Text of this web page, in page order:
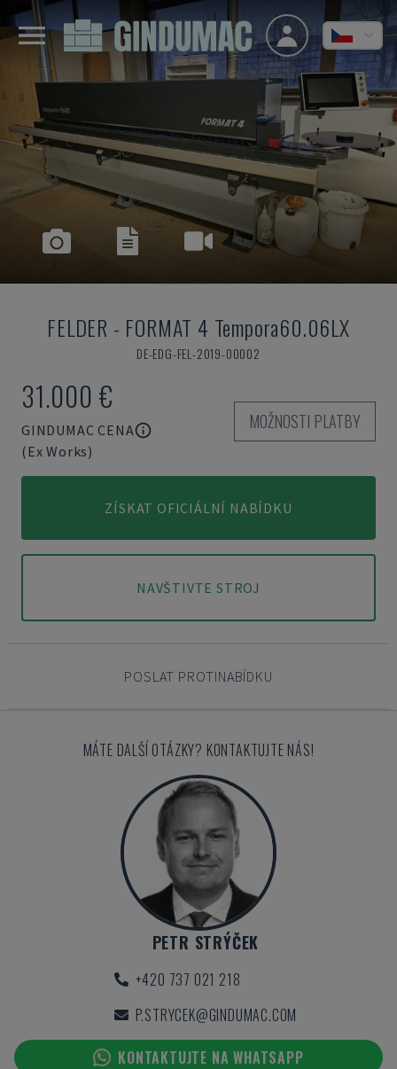
FELDER - FORMAT 4 Tempora60.06LX
DE-EDG-FEL-2019-00002
31.000 €
GINDUMAC CENA
(Ex Works)
MOŽNOSTI PLATBY
ZÍSKAT OFICIÁLNÍ NABÍDKU
NAVŠTIVTE STROJ
POSLAT PROTINABÍDKU
MÁTE DALŠÍ OTÁZKY? KONTAKTUJTE NÁS!
PETR STRÝČEK
+420 737 021 218
P.STRYCEK@GINDUMAC.COM
KONTAKTUJTE NA WHATSAPP